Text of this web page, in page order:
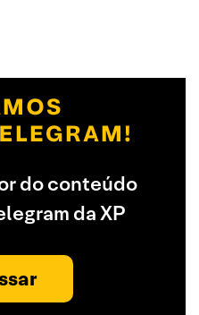
do conteúdo
da XP